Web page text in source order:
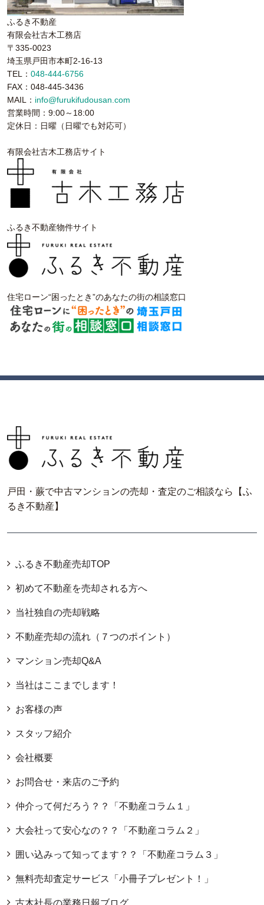
ふるき不動産
有限会社古木工務店
〒335-0023
埼玉県戸田市本町2-16-13
TEL： 048-444-6756
FAX：048-445-3436
MAIL： info@furukifudousan.com
営業時間：9:00～18:00
定休日：日曜（日曜でも対応可）
有限会社古木工務店サイト
ふるき不動産物件サイト
住宅ローン“困ったとき”のあなたの街の相談窓口
戸田・蕨で中古マンションの売却・査定のご相談なら【ふ
るき不動産】
ふるき不動産売却TOP
初めて不動産を売却される方へ
当社独自の売却戦略
不動産売却の流れ（７つのポイント）
マンション売却Q&A
当社はここまでします！
お客様の声
スタッフ紹介
会社概要
お問合せ・来店のご予約
仲介って何だろう？？「不動産コラム１」
大会社って安心なの？？「不動産コラム２」
囲い込みって知ってます？？「不動産コラム３」
無料売却査定サービス「小冊子プレゼント！」
古木社長の業務日報ブログ